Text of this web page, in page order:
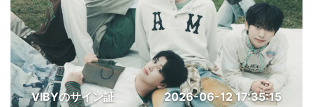
VIBYのサイン証 2026-06-12 17:35:15